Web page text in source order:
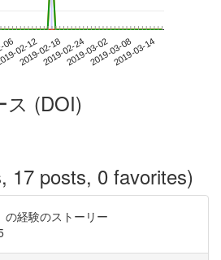
02-12
2019-02-182019-02-242019-03-022019-03-082019-03-14
ス (DOI)
17 posts, 0 favorites)
の経験のストーリー